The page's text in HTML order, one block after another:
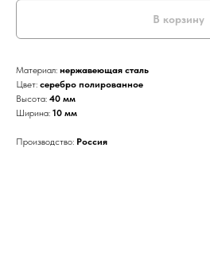
В корзину
Материал: нержавеющая сталь
Цвет: серебро полированное
Высота: 40 мм
Ширина: 10 мм
Производство: Россия